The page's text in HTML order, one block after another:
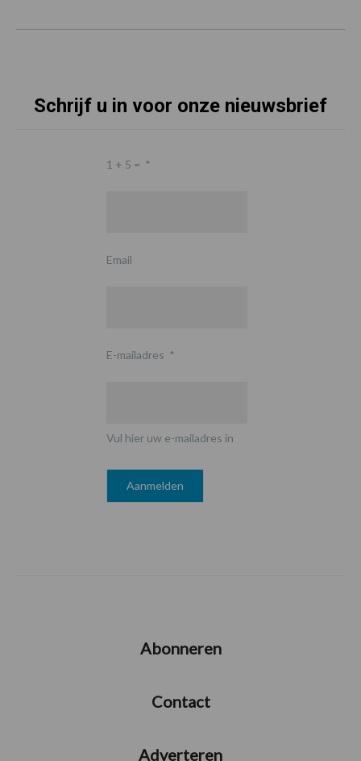
Schrijf u in voor onze nieuwsbrief
1 + 5 = *
Email
E-mailadres *
Vul hier uw e-mailadres in
Abonneren
Contact
Adverteren